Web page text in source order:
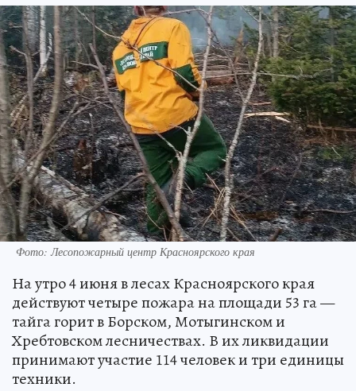
Фото: Лесопожарный центр Красноярского края
На утро 4 июня в лесах Красноярского края
действуют четыре пожара на площади 53 га —
тайга горит в Борском, Мотыгинском и
Хребтовском лесничествах. В их ликвидации
принимают участие 114 человек и три единицы
техники.